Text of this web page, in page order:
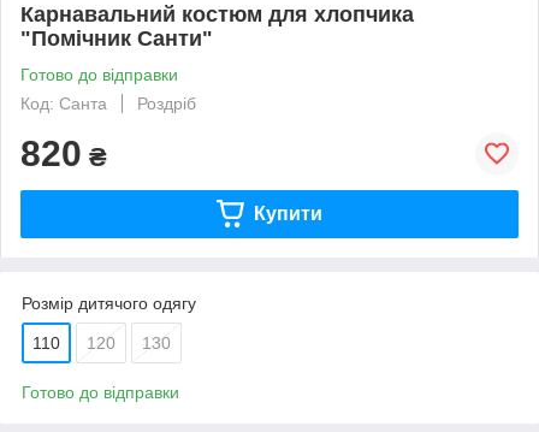
Карнавальний костюм для хлопчика
"Помічник Санти"
Готово до відправки
Код: Санта
Роздріб
820 ₴
Купити
Розмір дитячого одягу
110 120 130
Готово до відправки